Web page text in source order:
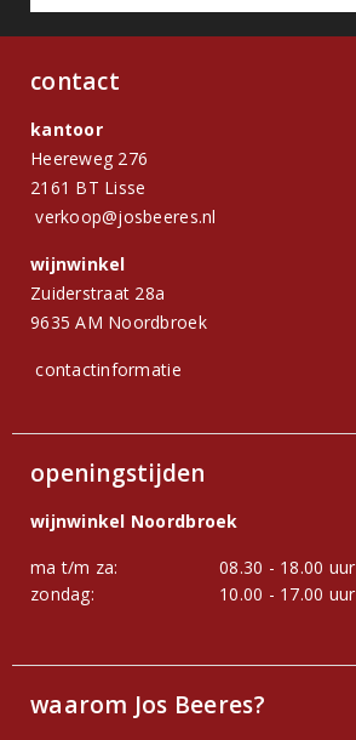
contact
kantoor
Heereweg 276
2161 BT Lisse
verkoop@josbeeres.nl
wijnwinkel
Zuiderstraat 28a
9635 AM Noordbroek
contactinformatie
openingstijden
wijnwinkel Noordbroek
ma t/m za:
08.30 - 18.00 uur
zondag:
10.00 - 17.00 uur
waarom Jos Beeres?